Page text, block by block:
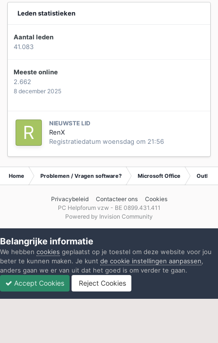
Leden statistieken
Aantal leden
41.083
Meeste online
2.662
8 december 2025
NIEUWSTE LID
RenX
Registratiedatum woensdag om 21:56
Home Problemen / Vragen software? Microsoft Office Outlook
Privacybeleid Contacteer ons
Cookies
PC Helpforum vzw - BE 0899.431.411
Powered by Invision Community
Belangrijke informatie
We hebben cookies geplaatst op je toestel om deze website voor jou
beter te kunnen maken. Je kunt de cookie instellingen aanpassen,
anders gaan we er van uit dat het goed is om verder te gaan.
Accept Cookies Reject Cookies
Ongelezen